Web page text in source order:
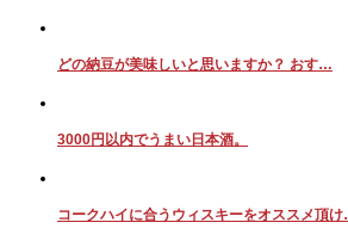
どの納豆が美味しいと思いますか？ おす…
3000円以内でうまい日本酒。
コークハイに合うウィスキーをオススメ頂